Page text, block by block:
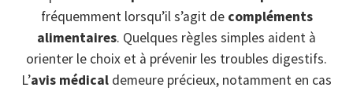
fréquemment lorsqu’il s’agit de compléments
alimentaires. Quelques règles simples aident à
orienter le choix et à prévenir les troubles digestifs.
L’avis médical demeure précieux, notamment en cas